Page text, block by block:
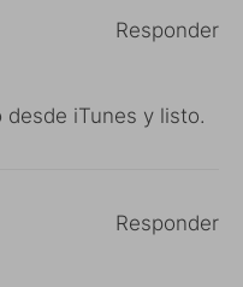
iTunes y listo.
Responder
Responder